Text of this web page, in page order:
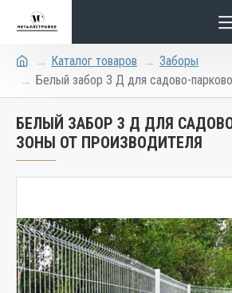
Каталог товаров
Заборы
Белый забор 3 Д для садово-
БЕЛЫЙ ЗАБОР 3 Д ДЛЯ
ЗОНЫ ОТ ПРОИЗВОДИТЕЛЯ